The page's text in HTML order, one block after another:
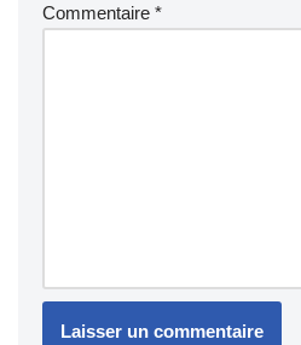
Commentaire *